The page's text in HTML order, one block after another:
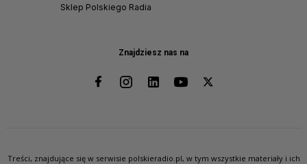
Znajdziesz nas na
Sklep Polskiego Radia
Treści, znajdujące się w serwisie polskieradio.pl, w tym wszystkie materiały i ich